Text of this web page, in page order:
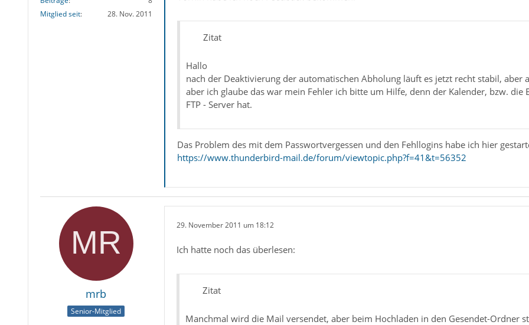
Mitglied seit
28. Nov. 2011
Zitat
Hallo
nach der Deaktivierung der automatischen Abholung läuft es jetzt recht stabil,
aber ich glaube das war mein Fehler ich bitte um Hilfe, denn der Kalender, bzw.
FTP - Server hat.
Das Problem des mit dem Passwortvergessen und den Fehllogins habe ich hier
https://www.thunderbird-mail.de/forum/viewtopic.php?f=41&t=56352
mrb
Senior-Mitglied
29. November 2011 um 18:12
Ich hatte noch das überlesen:
Zitat
Manchmal wird die Mail versendet, aber beim Hochladen in den Gesendet-Ordner